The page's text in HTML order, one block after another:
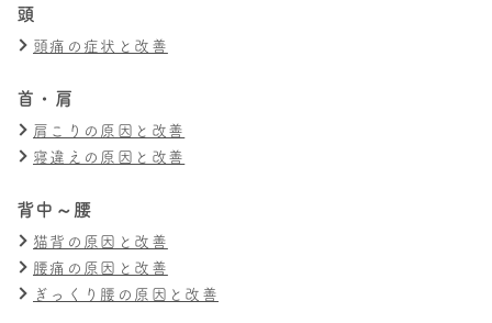
頭
頭痛の症状と改善
首・肩
肩こりの原因と改善
寝違えの原因と改善
背中～腰
猫背の原因と改善
腰痛の原因と改善
ぎっくり腰の原因と改善